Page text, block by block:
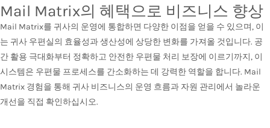
Mail Matrix의 혜택으로 비즈니스 향상
Mail Matrix를 귀사의 운영에 통합하면 다양한 이점을 얻을 수 있으며, 이
는 귀사 우편실의 효율성과 생산성에 상당한 변화를 가져올 것입니다. 공
간 활용 극대화부터 정확하고 안전한 우편물 처리 보장에 이르기까지, 이
시스템은 우편물 프로세스를 간소화하는 데 강력한 역할을 합니다. Mail
Matrix 경험을 통해 귀사 비즈니스의 운영 흐름과 자원 관리에서 놀라운
개선을 직접 확인하십시오.